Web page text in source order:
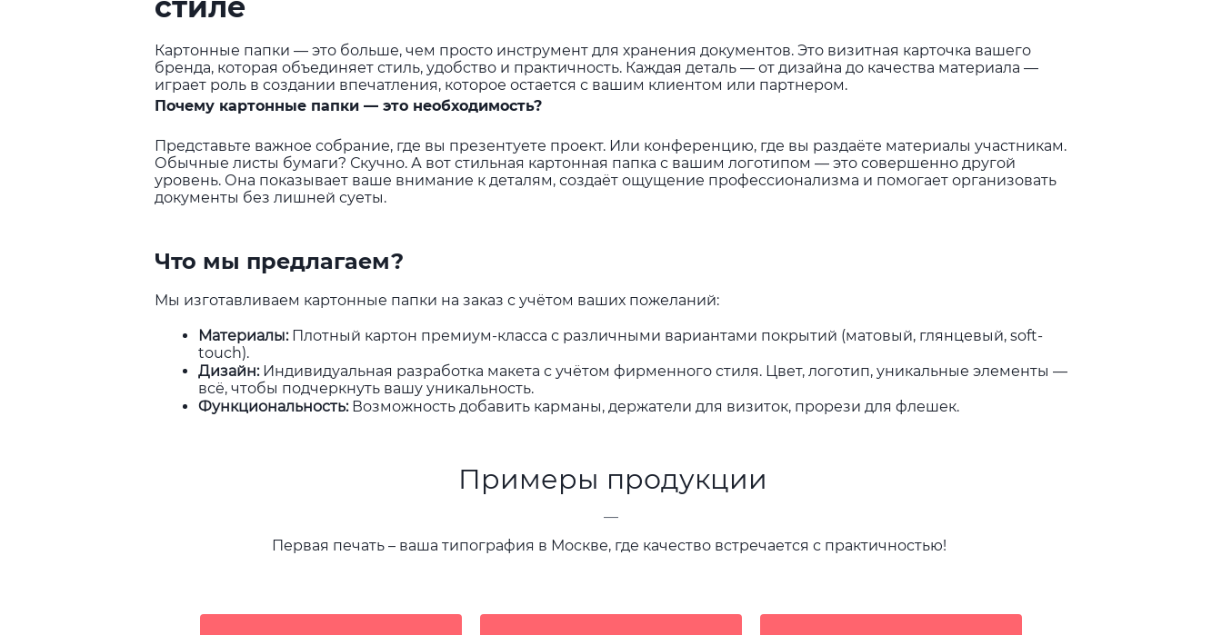
Картонные папки — это больше, чем просто инструмент для хранения документов. Это визитная карточка вашего
бренда, которая объединяет стиль, удобство и практичность. Каждая деталь — от дизайна до качества материала —
играет роль в создании впечатления, которое остается с вашим клиентом или партнером.
Почему картонные папки — это необходимость?
Представьте важное собрание, где вы презентуете проект. Или конференцию, где вы раздаёте материалы участникам.
Обычные листы бумаги? Скучно. А вот стильная картонная папка с вашим логотипом — это совершенно другой
уровень. Она показывает ваше внимание к деталям, создаёт ощущение профессионализма и помогает организовать
документы без лишней суеты.
Что мы предлагаем?
Мы изготавливаем картонные папки на заказ с учётом ваших пожеланий:
Материалы: Плотный картон премиум-класса с различными вариантами покрытий (матовый, глянцевый, soft-
touch).
Дизайн: Индивидуальная разработка макета с учётом фирменного стиля. Цвет, логотип, уникальные элементы —
всё, чтобы подчеркнуть вашу уникальность.
Функциональность: Возможность добавить карманы, держатели для визиток, прорези для флешек.
Примеры продукции
—
Первая печать – ваша типография в Москве, где качество встречается с практичностью!